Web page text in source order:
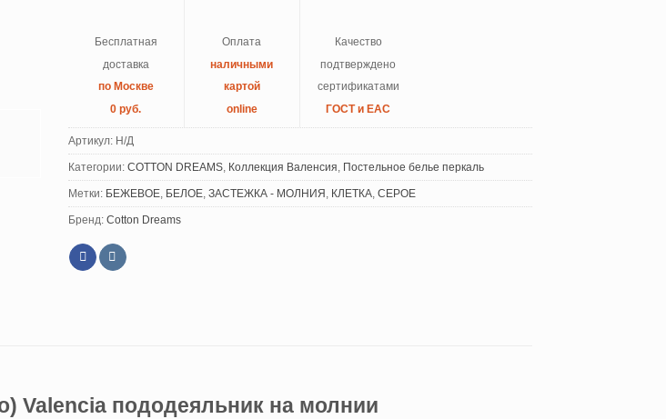
Бесплатная
доставка
по Москве
0 руб.
Оплата
наличными
картой
online
Качество
подтверждено
сертификатами
ГОСТ и ЕАС
Артикул: Н/Д
Категории: COTTON DREAMS, Коллекция Валенсия, Постельное белье перкаль
Метки: БЕЖЕВОЕ, БЕЛОЕ, ЗАСТЕЖКА - МОЛНИЯ , КЛЕТКА, СЕРОЕ
Бренд: Cotton Dreams
Valencia пододеяльник на молнии